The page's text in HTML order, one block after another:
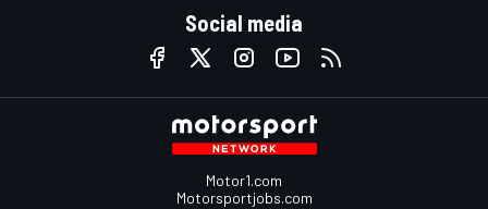
Social media
Motor1.com
Motorsportjobs.com